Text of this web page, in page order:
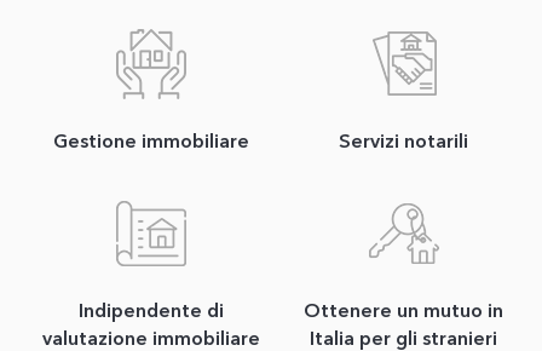
Gestione immobiliare Servizi notarili
Indipendente di
valutazione immobiliare
Ottenere un mutuo in
Italia per gli stranieri